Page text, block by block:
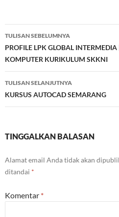
Navigasi
Tulisan
TULISAN SEBELUMNYA
PROFILE LPK GLOBAL
KOMPUTER KURIKULUM SKKNI
TULISAN SELANJUTNYA
KURSUS AUTOCAD SEMARANG
TINGGALKAN BALASAN
Alamat email Anda tidak akan
ditandai *
Komentar *